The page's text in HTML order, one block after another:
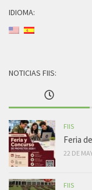
IDIOMA:
NOTICIAS FIIS:
FIIS
Feria
22 DE
FIIS